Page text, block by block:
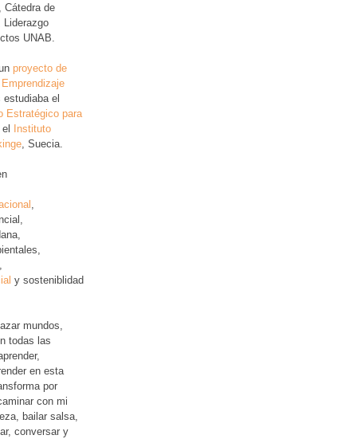
Cátedra de
Liderazgo
UNAB.
proyecto de
estudiaba el
Estratégico para
el Instituto
, Suecia.
y sosteniblidad
mundos,
todas las
en esta
por
con mi
bailar salsa,
conversar y